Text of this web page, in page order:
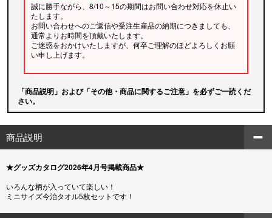
誠に勝手ながら、8/10～15の期間はお問い合わせ対応を休止い
たします。
お問い合わせへのご返信や受注生産品の納期につきましても、
通常よりお時間を頂戴いたします。
ご迷惑をおかけいたしますが、何卒ご理解のほどよろしくお願
い申し上げます。
「商品説明」および「その他・商品に関するご注意」を必ずご一読くだ
さい。
商品説明
★グッズカタログ2026年4月号掲載商品★
いろんな柄が入っていて楽しい！
ミニサイズ今治タオル5枚セットです！